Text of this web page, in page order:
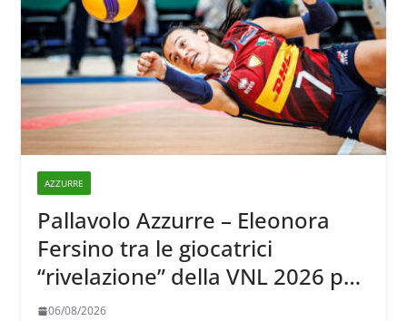
AZZURRE
Pallavolo Azzurre – Eleonora
Fersino tra le giocatrici
“rivelazione” della VNL 2026 per
Volleyball World
06/08/2026